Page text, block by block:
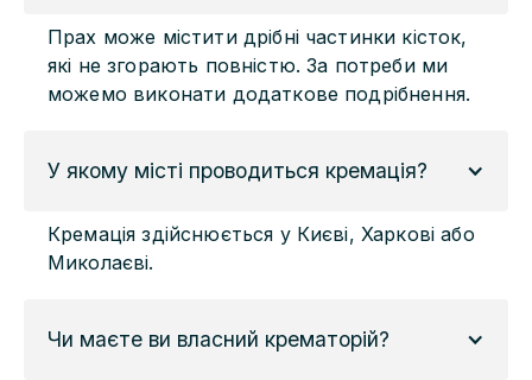
Прах може містити дрібні частинки кісток,
які не згорають повністю. За потреби ми
можемо виконати додаткове подрібнення.
У якому місті проводиться кремація?
Кремація здійснюється у Києві, Харкові або
Миколаєві.
Чи маєте ви власний крематорій?